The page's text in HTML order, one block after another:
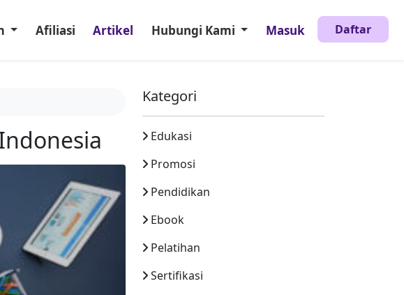
Afiliasi Artikel Hubungi Kami Masuk Daftar
Kategori
Edukasi
Promosi
Pendidikan
Ebook
Pelatihan
Sertifikasi